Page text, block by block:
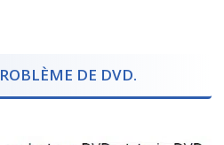
DE DVD.